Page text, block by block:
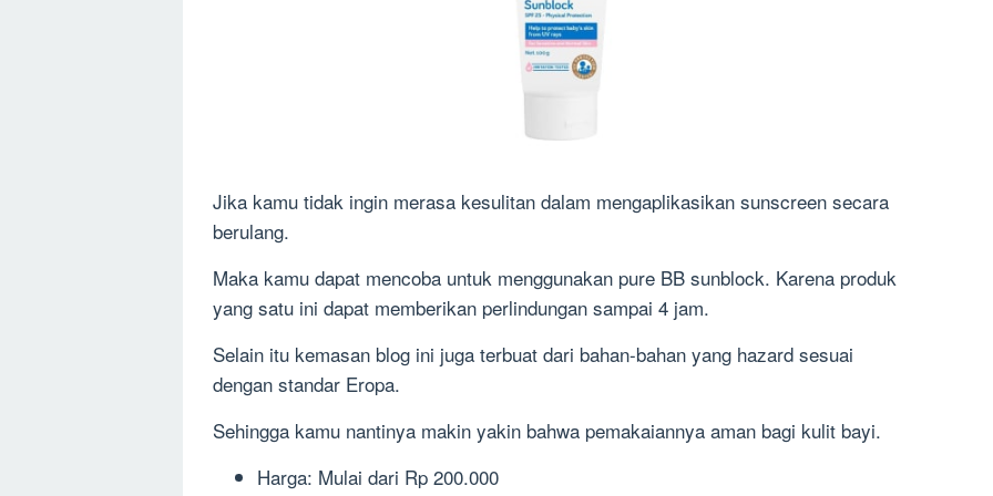
Jika kamu tidak ingin merasa kesulitan dalam mengaplikasikan sunscreen secara
berulang.
Maka kamu dapat mencoba untuk menggunakan pure BB sunblock. Karena produk
yang satu ini dapat memberikan perlindungan sampai 4 jam.
Selain itu kemasan blog ini juga terbuat dari bahan-bahan yang hazard sesuai
dengan standar Eropa.
Sehingga kamu nantinya makin yakin bahwa pemakaiannya aman bagi kulit bayi.
Harga: Mulai dari Rp 200.000